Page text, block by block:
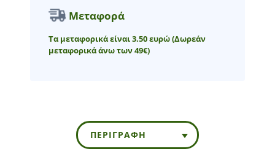
Μεταφορά
Τα μεταφορικά είναι 3.50 ευρώ(Δωρεάν
μεταφορικά άνω των 49€)
ΠΕΡΙΓΡΑΦΉ